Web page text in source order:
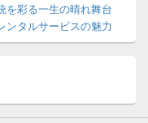
を彩る一生の晴れ舞台
ンタルサービスの魅力